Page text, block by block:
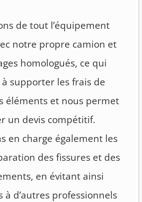
de tout l’équipement
notre propre camion et
homologués, ce qui
supporter les frais de
éléments et nous permet
un devis compétitif.
en charge également les
des fissures et des
en évitant ainsi
à d’autres professionnels